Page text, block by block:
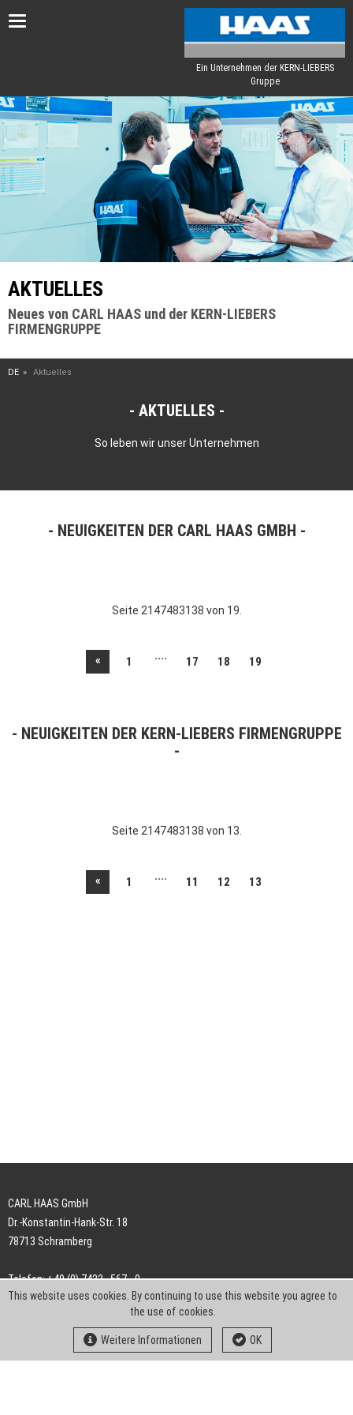
Toggle
Ein Unternehmen der KERN-LIEBERS
Gruppe
AKTUELLES
Neues von CARL HAAS und der KERN-LIEBERS
FIRMENGRUPPE
DE Aktuelles
AKTUELLES
So leben wir unser Unternehmen
NEUIGKEITEN DER CARL HAAS GMBH
Seite 2147483138 von 19.
« 1 .... 17 18 19
NEUIGKEITEN DER KERN-LIEBERS FIRMENGRUPPE
Seite 2147483138 von 13.
« 1 .... 11 12 13
CARL HAAS GmbH
Dr.-Konstantin-Hank-Str. 18
78713 Schramberg
Telefon: +49 (0) 7422 . 567 - 0
Telefax: +49 (0) 7422 . 567 - 239
info-ch@kern-liebers.com
This website uses cookies. By continuing to use this website you agree to
the use of cookies.
Weitere Informationen OK